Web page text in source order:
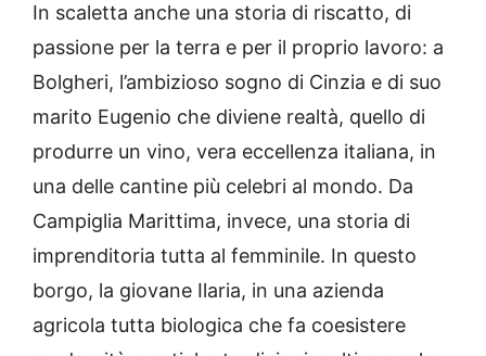
In scaletta anche una storia di riscatto, di
passione per la terra e per il proprio lavoro: a
Bolgheri, l’ambizioso sogno di Cinzia e di suo
marito Eugenio che diviene realtà, quello di
produrre un vino, vera eccellenza italiana, in
una delle cantine più celebri al mondo. Da
Campiglia Marittima, invece, una storia di
imprenditoria tutta al femminile. In questo
borgo, la giovane Ilaria, in una azienda
agricola tutta biologica che fa coesistere